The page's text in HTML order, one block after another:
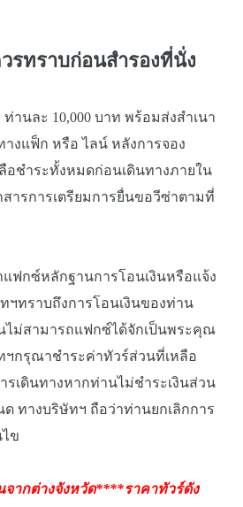
รทราบก่อนสำรองที่นั่ง
านละ 10,000 บาท พร้อมส่งสำเนา
งแฟ็ก หรือ ไลน์ หลังการจอง
อชำระทั้งหมดก่อนเดินทางภายใน
สารการเตรียมการยื่นขอวีซ่าตามที่
ฟกซ์หลักฐานการโอนเงินหรือแจ้ง
ฯทราบถึงการโอนเงินของท่าน
ม่สามารถแฟกซ์ได้จักเป็นพระคุณ
ทฯกรุณาชำระค่าทัวร์ส่วนที่เหลือ
รเดินทางหากท่านไม่ชำระเงินส่วน
ทางบริษัทฯ ถือว่าท่านยกเลิกการ
ไข
ากต่างจังหวัด****ราคาทัวร์ดัง